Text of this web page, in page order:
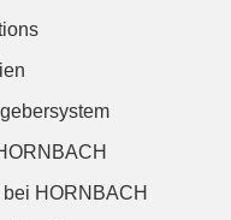
HORNBACH